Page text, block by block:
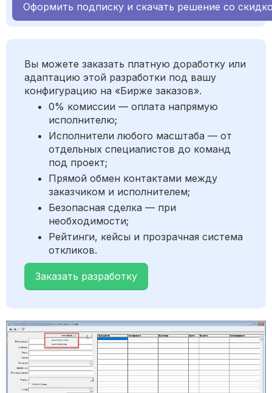
Оформить подписку и скачать решение со
Вы можете заказать платную доработку или
адаптацию этой разработки под вашу
конфигурацию на «Бирже заказов».
0% комиссии — оплата напрямую
исполнителю;
Исполнители любого масштаба — от
отдельных специалистов до команд
под проект;
Прямой обмен контактами между
заказчиком и исполнителем;
Безопасная сделка — при
необходимости;
Рейтинги, кейсы и прозрачная система
откликов.
Заказать разработку